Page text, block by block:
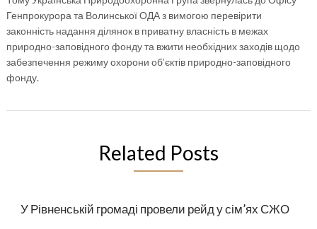
Генпрокурора та Волинської ОДА з вимогою перевірити
законність надання ділянок в приватну власність в межах
природно-заповідного фонду та вжити необхідних заходів щодо
забезпечення режиму охорони об’єктів природно-заповідного
фонду.
Related Posts
У Рівненській громаді провели рейд у сім’ях СЖО